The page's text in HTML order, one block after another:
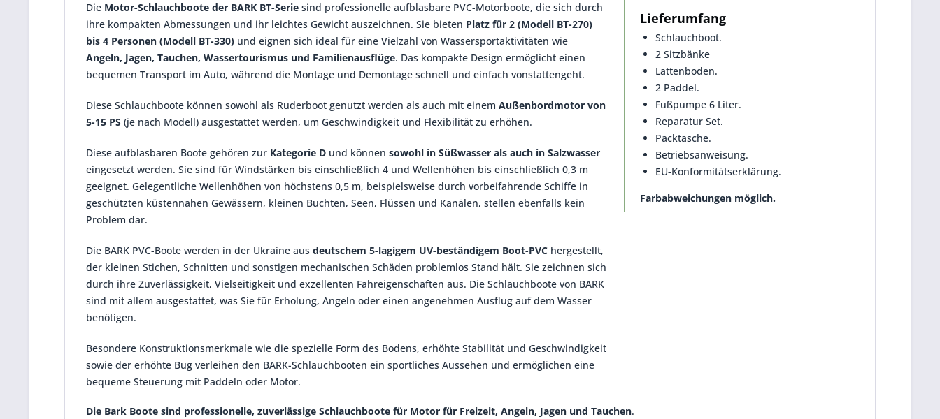
Die Motor-Schlauchboote der BARK BT-Serie sind professionelle aufblasbare PVC-Motorboote, die sich durch
ihre kompakten Abmessungen und ihr leichtes Gewicht auszeichnen. Sie bieten Platz für 2 (Modell BT-270)
bis 4 Personen (Modell BT-330) und eignen sich ideal für eine Vielzahl von Wassersportaktivitäten wie
Angeln, Jagen, Tauchen, Wassertourismus und Familienausflüge. Das kompakte Design ermöglicht einen
bequemen Transport im Auto, während die Montage und Demontage schnell und einfach vonstattengeht.
Diese Schlauchboote können sowohl als Ruderboot genutzt werden als auch mit einem Außenbordmotor von
5-15 PS (je nach Modell) ausgestattet werden, um Geschwindigkeit und Flexibilität zu erhöhen.
Diese aufblasbaren Boote gehören zur Kategorie D und können sowohl in Süßwasser als auch in Salzwasser
eingesetzt werden. Sie sind für Windstärken bis einschließlich 4 und Wellenhöhen bis einschließlich 0,3 m
geeignet. Gelegentliche Wellenhöhen von höchstens 0,5 m, beispielsweise durch vorbeifahrende Schiffe in
geschützten küstennahen Gewässern, kleinen Buchten, Seen, Flüssen und Kanälen, stellen ebenfalls kein
Problem dar.
Die BARK PVC-Boote werden in der Ukraine aus deutschem 5-lagigem UV-beständigem Boot-PVC hergestellt,
der kleinen Stichen, Schnitten und sonstigen mechanischen Schäden problemlos Stand hält. Sie zeichnen sich
durch ihre Zuverlässigkeit, Vielseitigkeit und exzellenten Fahreigenschaften aus. Die Schlauchboote von BARK
sind mit allem ausgestattet, was Sie für Erholung, Angeln oder einen angenehmen Ausflug auf dem Wasser
benötigen.
Besondere Konstruktionsmerkmale wie die spezielle Form des Bodens, erhöhte Stabilität und Geschwindigkeit
sowie der erhöhte Bug verleihen den BARK-Schlauchbooten ein sportliches Aussehen und ermöglichen eine
bequeme Steuerung mit Paddeln oder Motor.
Lieferumfang
Schlauchboot.
2 Sitzbänke
Lattenboden.
2 Paddel.
Fußpumpe 6 Liter.
Reparatur Set.
Packtasche.
Betriebsanweisung.
EU-Konformitätserklärung.
Farbabweichungen möglich.
Die Bark Boote sind professionelle, zuverlässige Schlauchboote für Motor für Freizeit, Angeln, Jagen und Tauchen.